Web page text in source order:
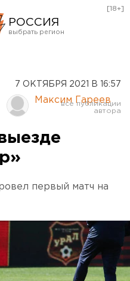
РОССИЯ
Курган
Оренбург
[18+]
7 ОКТЯБРЯ 2021 В 16:57
Максим Гареев
первый матч на